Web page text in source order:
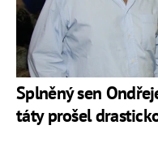
Splněný sen
táty prošel